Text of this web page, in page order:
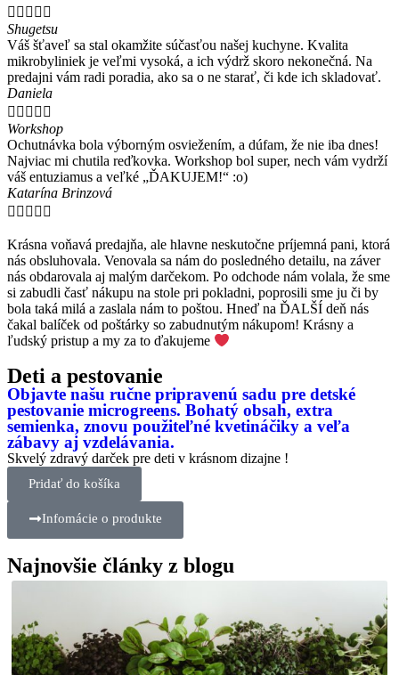
    
Shugetsu
Váš šťaveľ sa stal okamžite súčasťou našej kuchyne. Kvalita
mikrobyliniek je veľmi vysoká, a ich výdrž skoro nekonečná. Na
predajni vám radi poradia, ako sa o ne starať, či kde ich skladovať.
Daniela
    
Workshop
Ochutnávka bola výborným osviežením, a dúfam, že nie iba dnes!
Najviac mi chutila reďkovka. Workshop bol super, nech vám vydrží
váš entuziamus a veľké „ĎAKUJEM!“ :o)
Katarína Brinzová
    
Krásna voňavá predajňa, ale hlavne neskutočne príjemná pani, ktorá
nás obsluhovala. Venovala sa nám do posledného detailu, na záver
nás obdarovala aj malým darčekom. Po odchode nám volala, že sme
si zabudli časť nákupu na stole pri pokladni, poprosili sme ju či by
bola taká milá a zaslala nám to poštou. Hneď na ĎALŠÍ deň nás
čakal balíček od poštárky so zabudnutým nákupom! Krásny a
ľudský pristup a my za to ďakujeme
Deti a pestovanie
Objavte našu ručne pripravenú sadu pre detské
pestovanie microgreens. Bohatý obsah, extra
semienka, znovu použiteľné kvetináčiky a veľa
zábavy aj vzdelávania.
Skvelý zdravý darček pre deti v krásnom dizajne !
Pridať do košíka
Infomácie o produkte
Najnovšie články z blogu